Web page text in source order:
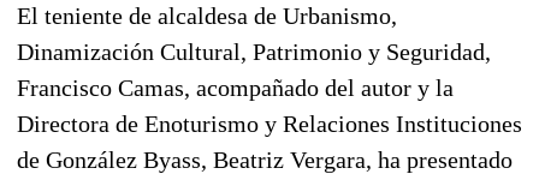
El teniente de alcaldesa de Urbanismo,
Dinamización Cultural, Patrimonio y Seguridad,
Francisco Camas, acompañado del autor y la
Directora de Enoturismo y Relaciones Instituciones
de González Byass, Beatriz Vergara, ha presentado